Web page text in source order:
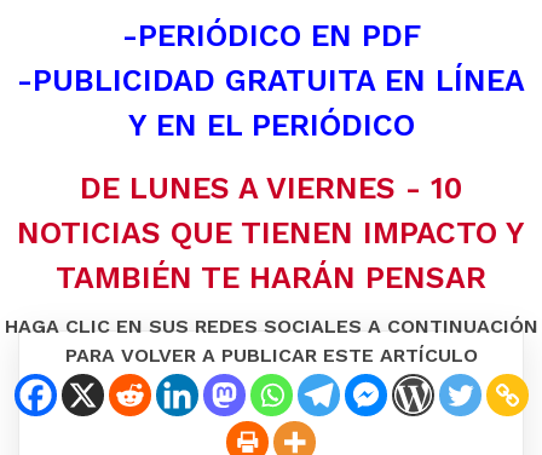
-PERIÓDICO EN PDF
-PUBLICIDAD GRATUITA EN LÍNEA
Y EN EL PERIÓDICO
DE LUNES A VIERNES - 10
NOTICIAS QUE TIENEN IMPACTO Y
TAMBIÉN TE HARÁN PENSAR
HAGA CLIC EN SUS REDES SOCIALES A CONTINUACIÓN
PARA VOLVER A PUBLICAR ESTE ARTÍCULO